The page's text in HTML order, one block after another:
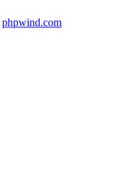
phpwind.com